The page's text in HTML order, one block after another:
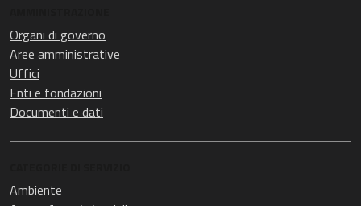
Organi di governo
Aree amministrative
Uffici
Enti e fondazioni
Documenti e dati
Ambiente